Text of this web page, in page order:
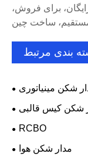
رایگان، برای فروش،
ساخت چین
بندی مرتبط
شکن مینیاتوری
شکن کیس قالبی
RCBO
مدار شکن هوا